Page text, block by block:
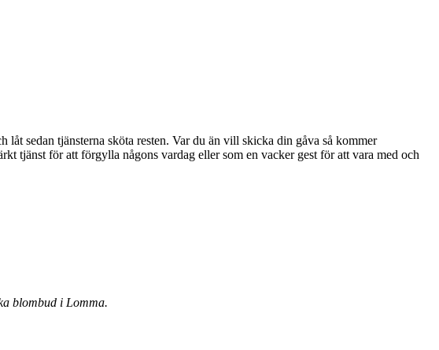
sedan tjänsterna sköta resten. Var du än vill skicka din gåva så kommer
blombud i Lomma.